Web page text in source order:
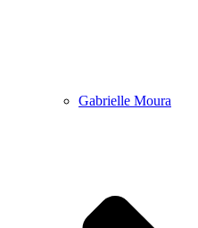
Gabrielle Moura